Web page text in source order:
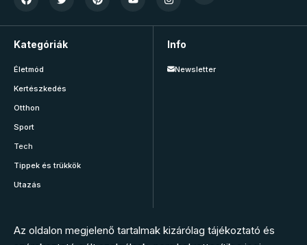
Kategóriák
Életmód
Kertészkedés
Otthon
Sport
Tech
Tippek és trükkök
Utazás
Info
Newsletter
Az oldalon megjelenő tartalmak kizárólag tájékoztató és